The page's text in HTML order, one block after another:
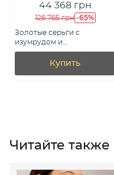
44 368 грн
126 765 грн -65%
Золотые серьги с
изумрудом и
бриллиантами (арт.
С011040и)Купить
Читайте также